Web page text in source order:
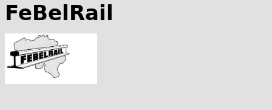
FeBelRail